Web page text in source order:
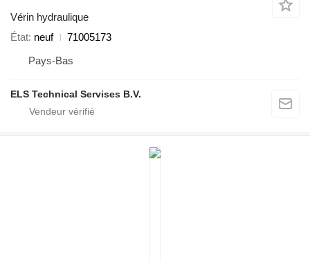
Vérin hydraulique
État neuf
71005173
Pays-Bas
ELS Technical Servises B.V.